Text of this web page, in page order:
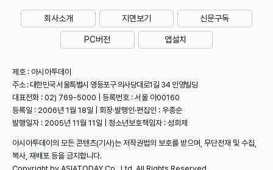
회사소개 지면보기 신문구독
PC버전 앱설치
제호 : 아시아투데이
주소 : 대한민국 서울특별시 영등포구 의사당대로1길 34 인영빌딩
대표전화 : 02) 769-5000 | 등록번호 : 서울 아00160
등록일 : 2006년 1월 18일 | 회장·발행인·편집인 : 우종순
발행일자 : 2005년 11월 11일 | 청소년보호책임자 : 성희제
아시아투데이의 모든 콘텐츠(기사)는 저작권법의 보호를 받으며, 무단전재 및 수집,
복사, 재배포 등을 금지합니다.